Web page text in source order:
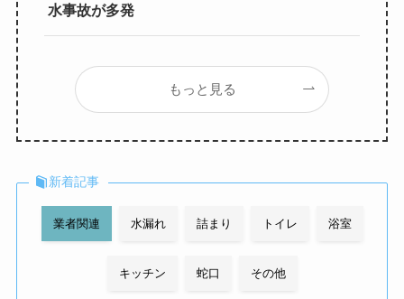
水事故が多発
もっと見る
新着記事
業者関連 水漏れ 詰まり トイレ 浴室
キッチン 蛇口 その他